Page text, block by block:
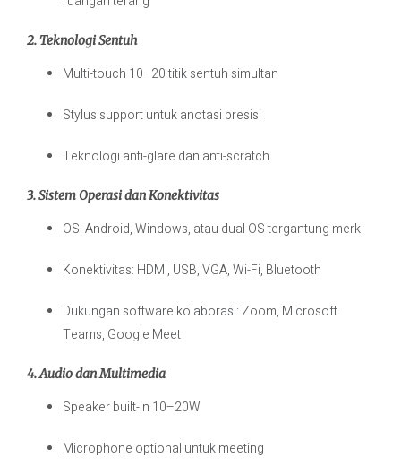
2. Teknologi Sentuh
Multi-touch 10–20 titik sentuh simultan
Stylus support untuk anotasi presisi
Teknologi anti-glare dan anti-scratch
3. Sistem Operasi dan Konektivitas
OS: Android, Windows, atau dual OS tergantung merk
Konektivitas: HDMI, USB, VGA, Wi-Fi, Bluetooth
Dukungan software kolaborasi: Zoom, Microsoft
Teams, Google Meet
4. Audio dan Multimedia
Speaker built-in 10–20W
Microphone optional untuk meeting